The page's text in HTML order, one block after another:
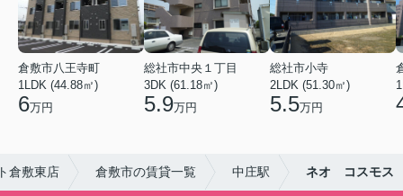
倉敷市八王寺町
1LDK (44.88㎡)
6万円
総社市中央１丁目
3DK (61.18㎡)
5.9万円
総社市小寺
2LDK (51.30㎡)
5.5万円
倉敷東店 倉敷市の賃貸一覧 中庄駅 ネオ コスモス